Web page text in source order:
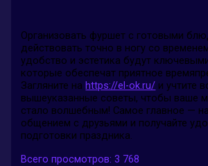
Организовать фуршет с готовыми
действовать точно в ногу со
удобство и эстетика будут
которые обеспечат приятное
Загляните наhttps://el-ok.ru/ и учтите
вышеуказанные советы, чтобы ваше
стало волшебным! Самое главное —
общением с друзьями и получайте
подготовки праздника.
Всего просмотров: 3 768